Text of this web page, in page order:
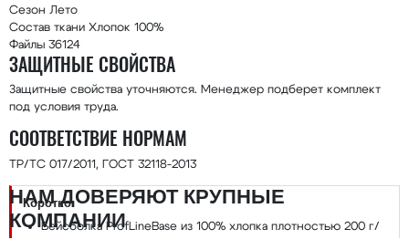
Сезон Лето
Состав ткани Хлопок 100%
Файлы 36124
ЗАЩИТНЫЕ СВОЙСТВА
Защитные свойства уточняются. Менеджер подберет комплект
под условия труда.
СООТВЕТСТВИЕ НОРМАМ
ТР/ТС 017/2011, ГОСТ 32118-2013
Коротко:
Бейсболка ProfLineBase из 100% хлопка плотностью 200 г/
НАМ ДОВЕРЯЮТ КРУПНЫЕ
КОМПАНИИ